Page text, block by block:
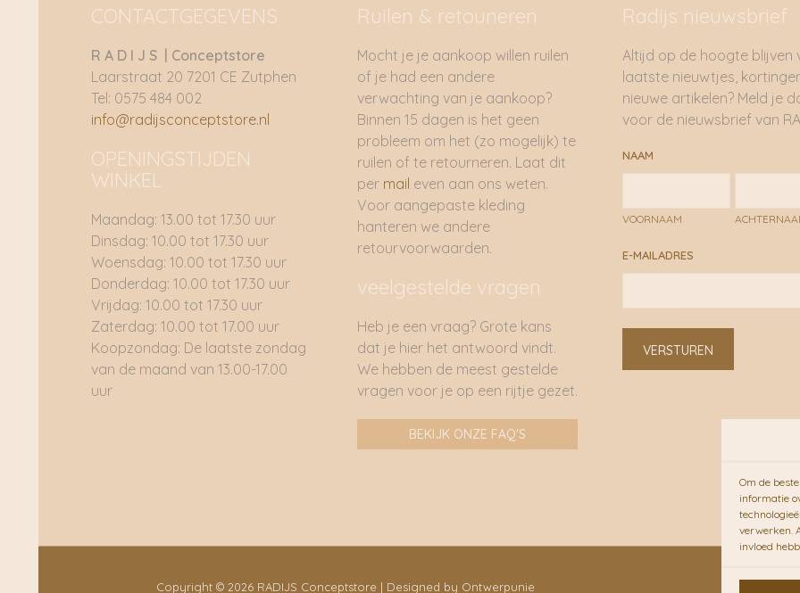
Om de
informatie
verwerken.
invloed
Door thuis en in hun
onafhankelijkheid en
Eerlijke handel
We verankeren de
eerlijke lonen,
manier van werken.
partners zijn Fair
CONTACTGEGEVENS
R A D I J S | Conceptstore
Laarstraat 20 7201 CE Zutphen
Tel: 0575 484 002
info@radijsconceptstore.nl
OPENINGSTIJDEN
WINKEL
Maandag: 13.00 tot 17.30 uur
Dinsdag: 10.00 tot 17.30 uur
Woensdag: 10.00 tot 17.30 uur
Donderdag: 10.00 tot 17.30 uur
Vrijdag: 10.00 tot 17.30 uur
Zaterdag: 10.00 tot 17.00 uur
Koopzondag: De laatste zondag
van de maand van 13.00-17.00
uur
Ruilen & retouneren
Mocht je je aankoop willen ruilen
of je had een andere
verwachting van je aankoop?
Binnen 15 dagen is het geen
probleem om het (zo mogelijk) te
ruilen of te retourneren. Laat dit
permail even aan ons weten.
Voor aangepaste kleding
hanteren we andere
retourvoorwaarden.
veelgestelde vragen
Heb je een vraag? Grote kans
dat je hier het antwoord vindt.
We hebben de meest gestelde
vragen voor je op een rijtje gezet.
BEKIJK ONZE FAQ'S
Radijs nieuwsbrief
Altijd op de hoogte blijven
laatste nieuwtjes,
nieuwe artikelen? Meld je
voor de nieuwsbrief van
NAAM
VOORNAAM
E-MAILADRES
VERSTUREN
Copyright © 2026 RADIJS Conceptstore | Designed by Ontwerpunie